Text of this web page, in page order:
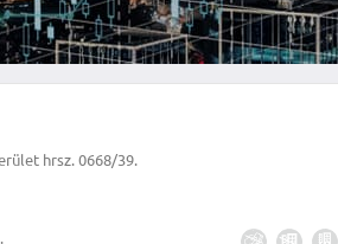
számára érhető el, használatához
KÉRJEN INGYENES
hrsz. 0668/39.